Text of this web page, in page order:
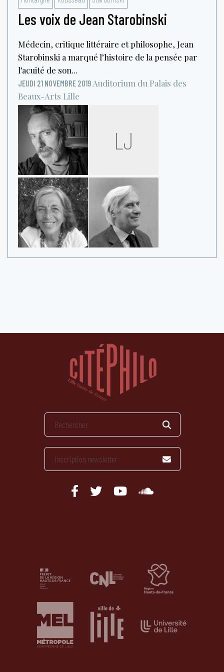
Les voix de Jean Starobinski
Médecin, critique littéraire et philosophe, Jean
Starobinski a marqué l’histoire de la pensée par
l’acuité de son...
JEUDI 21 NOVEMBRE 2019 Auditorium du Palais des
Beaux-Arts Lille
LJ